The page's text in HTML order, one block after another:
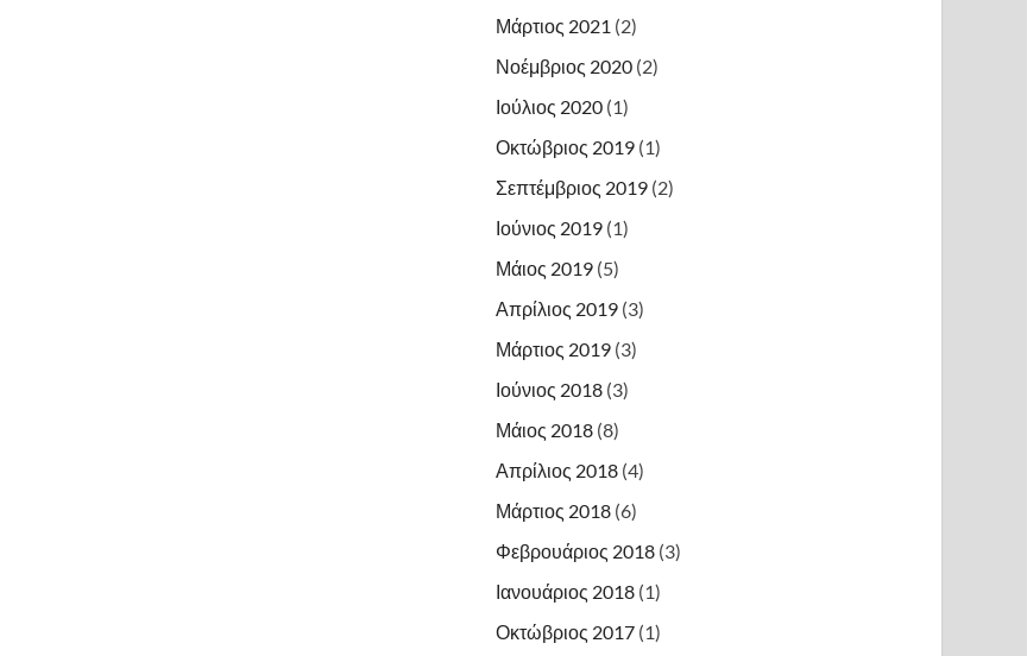
Μάρτιος 2021 (2)
Νοέμβριος 2020 (2)
Ιούλιος 2020 (1)
Οκτώβριος 2019 (1)
Σεπτέμβριος 2019 (2)
Ιούνιος 2019 (1)
Μάιος 2019 (5)
Απρίλιος 2019 (3)
Μάρτιος 2019 (3)
Ιούνιος 2018 (3)
Μάιος 2018 (8)
Απρίλιος 2018 (4)
Μάρτιος 2018 (6)
Φεβρουάριος 2018 (3)
Ιανουάριος 2018 (1)
Οκτώβριος 2017 (1)